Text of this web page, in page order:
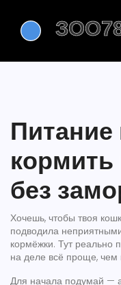
Питание
без
Хочешь, чтобы твоя
подводила
кормёжки. Тут реально
на деле всё проще, чем
Для начала подумай —